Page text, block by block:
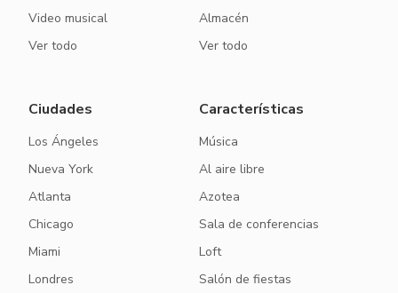
Video musical
Ver todo
Almacén
Ver todo
Ciudades
Los Ángeles
Nueva York
Atlanta
Chicago
Miami
Londres
Características
Música
Al aire libre
Azotea
Sala de conferencias
Loft
Salón de fiestas